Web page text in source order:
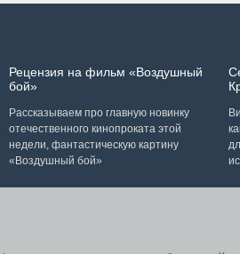
Рецензия на фильм «Воздушный
бой»
Рассказываем про главную новинку
отечественного кинопроката этой
недели, фантастическую картину
«Воздушный бой»